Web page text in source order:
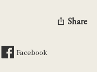
Facebook
Share